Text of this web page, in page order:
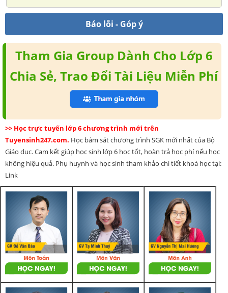
Báo lỗi - Góp ý
Tham Gia Group Dành Cho Lớp 6
Chia Sẻ, Trao Đổi Tài Liệu Miễn Phí
>> Học trực tuyến lớp 6 chương trình mới trên
Tuyensinh247.com. Học bám sát chương trình SGK mới nhất của Bộ
Giáo dục. Cam kết giúp học sinh lớp 6 học tốt, hoàn trả học phí nếu học
không hiệu quả. Phụ huynh và học sinh tham khảo chi tiết khoá học tại:
Link